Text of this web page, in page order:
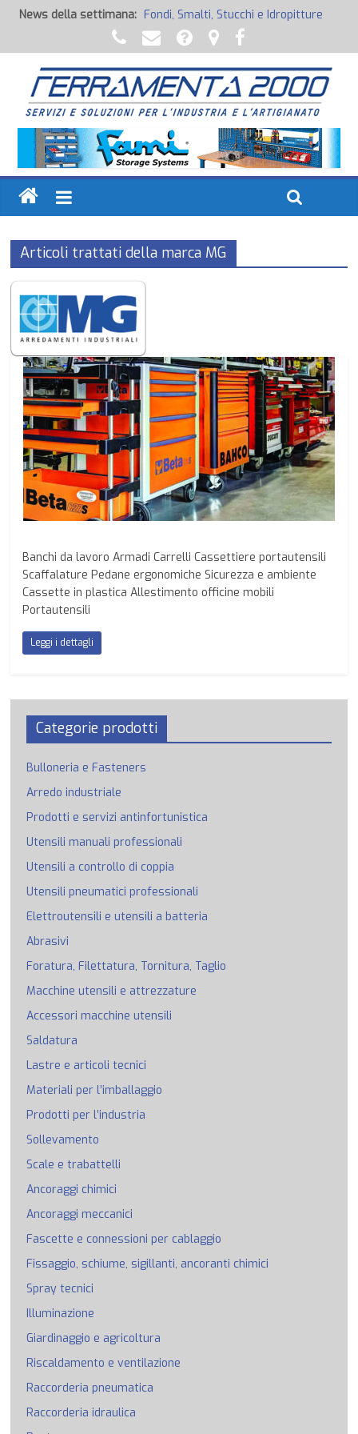
News della settimana: Fondi, Smalti, Stucchi e Idropitture
Potenza Inaspettata
Raccorderia pneumatica
Attrezzature professionali a batteria
Ancoraggi chimici
Articoli trattati della marca MG
Banchi da lavoro Armadi Carrelli Cassettiere portautensili
Scaffalature Pedane ergonomiche Sicurezza e ambiente
Cassette in plastica Allestimento officine mobili
Portautensili
Leggi i dettagli
Categorie prodotti
Bulloneria e Fasteners
Arredo industriale
Prodotti e servizi antinfortunistica
Utensili manuali professionali
Utensili a controllo di coppia
Utensili pneumatici professionali
Elettroutensili e utensili a batteria
Abrasivi
Foratura, Filettatura, Tornitura, Taglio
Macchine utensili e attrezzature
Accessori macchine utensili
Saldatura
Lastre e articoli tecnici
Materiali per l’imballaggio
Prodotti per l’industria
Sollevamento
Scale e trabattelli
Ancoraggi chimici
Ancoraggi meccanici
Fascette e connessioni per cablaggio
Fissaggio, schiume, sigillanti, ancoranti chimici
Spray tecnici
Illuminazione
Giardinaggio e agricoltura
Riscaldamento e ventilazione
Raccorderia pneumatica
Raccorderia idraulica